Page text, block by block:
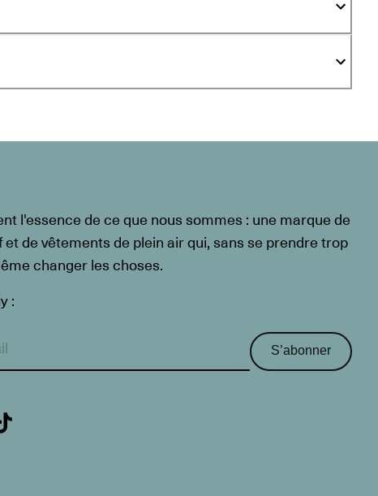
l'essence de ce que nous sommes : une marque de
de vêtements de plein air qui, sans se prendre trop
changer les choses.
:
S’abonner